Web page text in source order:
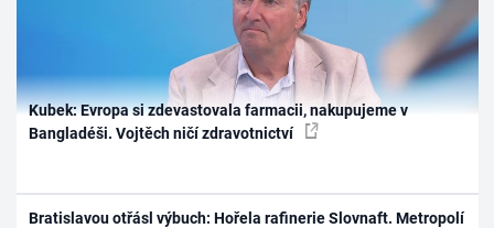
Kubek: Evropa si zdevastovala farmacii, nakupujeme v
Bangladéši. Vojtěch ničí zdravotnictví
Bratislavou otřásl výbuch: Hořela rafinerie Slovnaft. Metropolí